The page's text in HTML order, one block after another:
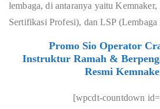
lembaga, di antaranya yaitu
Sertifikasi Profesi), dan LSP
Promo Sio Operator
Instruktur Ramah &
Resmi
[wpcdt-countdown